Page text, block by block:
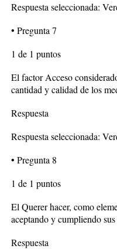
Respuesta seleccionada:
• Pregunta 7
1 de 1 puntos
El factor Acceso
cantidad y calidad de los
Respuesta
Respuesta seleccionada:
• Pregunta 8
1 de 1 puntos
El Querer hacer, como
aceptando y cumpliendo
Respuesta